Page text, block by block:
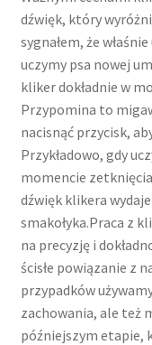
dźwięk, który
sygnałem, że
uczymy psa nowej
kliker dokładnie w
Przypomina to
nacisnąć przycisk,
Przykładowo, gdy
momencie zetknięcia
dźwięk klikera
smakołyka.Praca z
na precyzję i
ścisłe powiązanie z
przypadków
zachowania, ale też
późniejszym etapie,